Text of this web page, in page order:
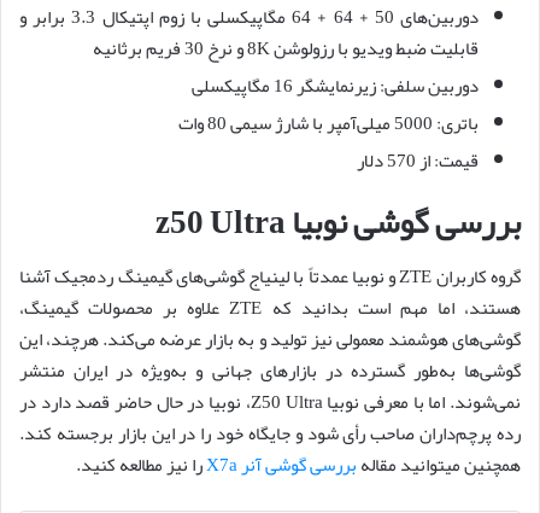
دوربین‌های 50 + 64 + 64 مگاپیکسلی با زوم اپتیکال 3.3 برابر و
قابلیت ضبط ویدیو با رزولوشن 8K و نرخ 30 فریم برثانیه
دوربین سلفی: زیرنمایشگر 16 مگاپیکسلی
باتری: 5000 میلی‌آمپر با شارژ سیمی 80 وات
قیمت: از 570 دلار
بررسی گوشی نوبیا z50 Ultra
گروه کاربران ZTE و نوبیا عمدتاً با لینیاج گوشی‌های گیمینگ ردمجیک آشنا
هستند، اما مهم است بدانید که ZTE علاوه بر محصولات گیمینگ،
گوشی‌های هوشمند معمولی نیز تولید و به بازار عرضه می‌کند. هرچند، این
گوشی‌ها به‌طور گسترده در بازارهای جهانی و به‌ویژه در ایران منتشر
نمی‌شوند. اما با معرفی نوبیا Z50 Ultra، نوبیا در حال حاضر قصد دارد در
رده پرچم‌داران صاحب رأی شود و جایگاه خود را در این بازار برجسته کند.
همچنین میتوانید مقالهبررسی گوشی آنر X7a را نیز مطالعه کنید.